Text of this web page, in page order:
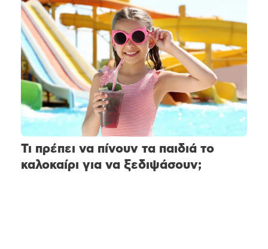
Τι πρέπει να πίνουν τα παιδιά το
καλοκαίρι για να ξεδιψάσουν;